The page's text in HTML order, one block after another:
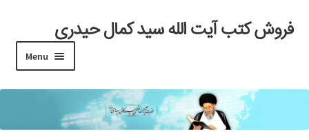
Skip
to
Skip
to
فروش کتب آیت الله سید کمال حیدری
Menu
خانه
#97 (بدون عنوان)